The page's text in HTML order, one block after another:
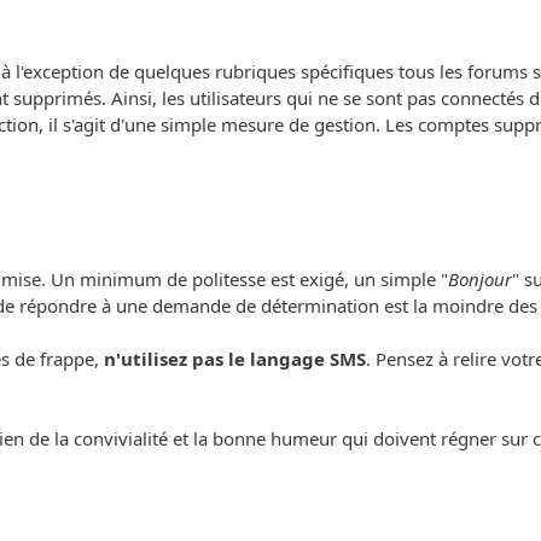
l'exception de quelques rubriques spécifiques tous les
Ainsi, les utilisateurs qui ne se sont pas
il s'agit d'une simple mesure de gestion. Les comptes
Un minimum de politesse est exigé, un simple "Bonjour"
répondre à une demande de détermination est la moindre des
de frappe, n'utilisez pas le langage SMS. Pensez à relire
de la convivialité et la bonne humeur qui doivent régner sur